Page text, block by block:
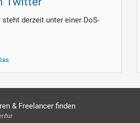
derzeit unter einer DoS-
& Freelancer finden